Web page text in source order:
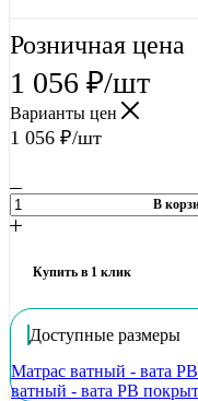
Розничная цена
1 056 ₽/шт
Варианты цен
1 056 ₽/шт
В
Купить в 1 клик
Доступные размеры
Матрас ватный - вата
ватный - вата РВ